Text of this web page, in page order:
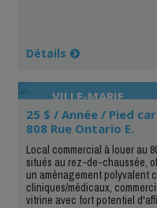
Détails
VILLE-MARIE
25 $ / Année / Pied
808 Rue Ontario E.
Local commercial à louer au
situés au rez-de-chaussée,
un aménagement polyvalent
cliniques/médicaux,
vitrine avec fort potentiel